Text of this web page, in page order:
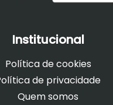
Institucional
Política de cookies
de privacidade
Quem somos